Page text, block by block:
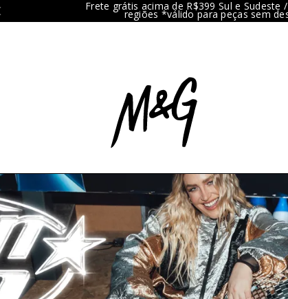
Frete grátis acima de R$399 Sul e Sudeste / R$599 demais
regiões *válido para peças sem desconto